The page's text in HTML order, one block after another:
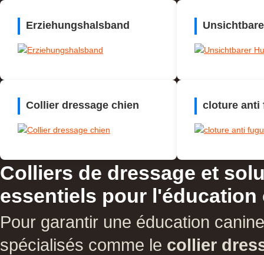
Erziehungshalsband
Collier dressage chien cloture anti
Colliers de dressage et
essentiels pour l'éducation
Pour garantir une éducation
spécialisés comme le collier